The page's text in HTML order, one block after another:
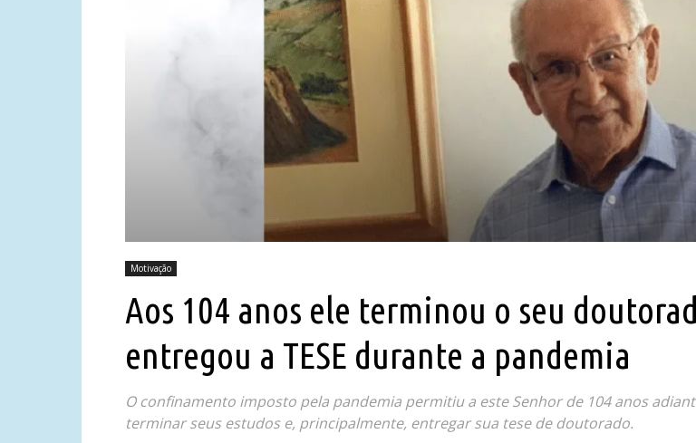
Motivação
Aos 104 anos ele terminou o seu
entregou a TESE durante a pandemia
O confinamento imposto pela pandemia permitiu a este Senhor de 104 anos
terminar seus estudos e, principalmente, entregar sua tese de doutorado.